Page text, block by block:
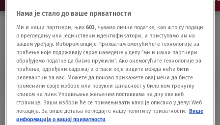
SKUPLJANJE NOVCA
Svaka čast: Građani u Nišu skupljaju novac
da sugrađanima plate prekršajne kazne
Нама је стало до ваше приватности
Ми и наши партнери, њих603, чувамо личне податке, као што су подаци
о прегледању или јединствени идентификатори, и приступамо им на
вашем уређају. Избором опције Прихватам омогућићете технологије за
праћење које подржавају сврхе наведене у делу "ми и наши партнери
обрађујемо податке да бисмо пружили". Ако онемогућите технологије за
праћење, одређени садржај и огласи које видите можда неће бити
релевантни за вас. Можете да поново прикажете овај мени да бисте
променили своје изборе или повукли сагласност у било ком тренутку
кликом на линк Управљање жељеним поставкама на дну ове веб
странице. Ваши избори ће се примењивати како је описано у делу: Wеб
локација. За више детаља погледајте нашу политику приватности. Више
информација о вашој приватности